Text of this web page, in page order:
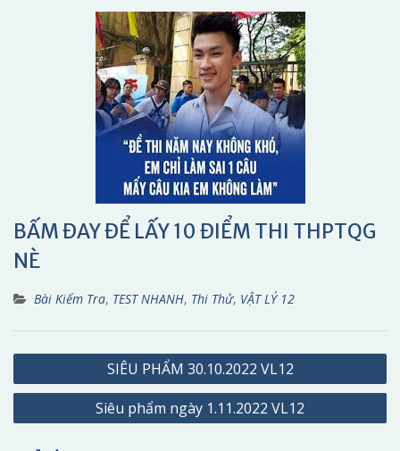
BẤM ĐAY ĐỂ LẤY 10 ĐIỂM THI THPTQG
NÈ
Bài Kiểm Tra, TEST NHANH, Thi Thử, VẬT LÝ 12
Điều
hướng
SIÊU PHẨM 30.10.2022 VL12
Siêu phẩm ngày 1.11.2022 VL12